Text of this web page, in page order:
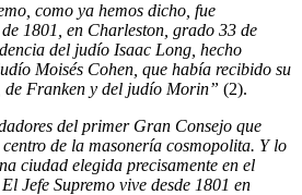
como ya hemos dicho, fue
1801, en Charleston, grado 33 de
del judío Isaac Long, hecho
Moisés Cohen, que había recibido su
de Franken y del judío Morin” (2).
del primer Gran Consejo que
de la masonería cosmopolita. Y lo
ciudad elegida precisamente en el
Jefe Supremo vive desde 1801 en